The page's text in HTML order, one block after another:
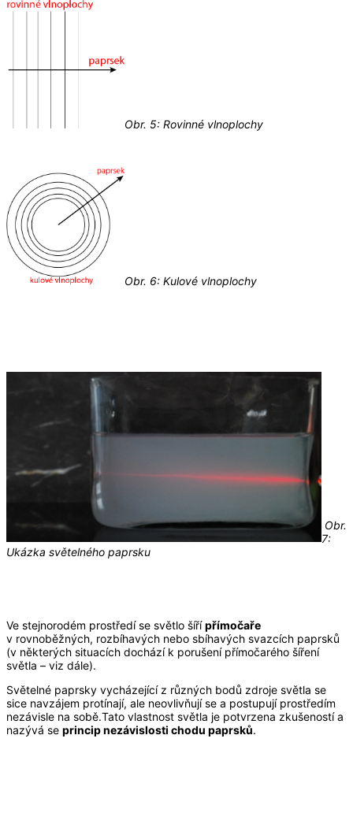
Obr. 5: Rovinné vlnoplochy
Obr. 6: Kulové vlnoplochy
Obr.
7:
Ukázka světelného paprsku
Ve stejnorodém prostředí se světlo šířípřímočaře
v rovnoběžných, rozbíhavých nebo sbíhavých svazcích paprsků
(v některých situacích dochází k porušení přímočarého šíření
světla – viz dále).
Světelné paprsky vycházející z různých bodů zdroje světla se
sice navzájem protínají, ale neovlivňují se a postupují prostředím
nezávisle na sobě.Tato vlastnost světla je potvrzena zkušeností a
nazývá se princip nezávislosti chodu paprsků.